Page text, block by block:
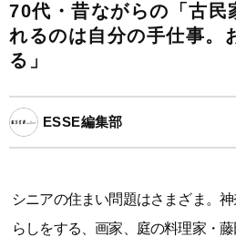
70代・昔ながらの「古民
れるのは自分の手仕事。
る」
ESSE編集部
シニアの住まい問題はさまざま。
らしをする、画家、庭の料理家・